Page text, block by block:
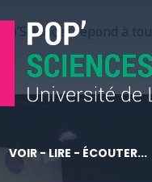
répond à
VOIR - LIRE - ÉCOUTER...